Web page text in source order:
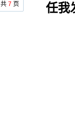
共 7 页 任我